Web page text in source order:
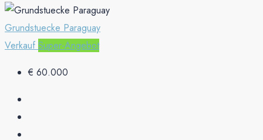
Grundstuecke Paraguay
Verkauf Super-Angebot
€ 60.000